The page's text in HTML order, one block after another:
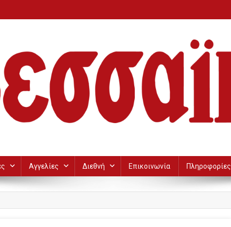
Αγγελίες Διεθνή Επικοινωνία Πληροφορίες